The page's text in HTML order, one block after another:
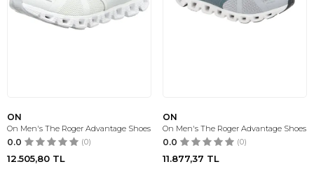
ON
On Men's The Roger Advantage Shoes
0.0 (0)
12.505,80 TL
ON
On Men's The Roger Advantage Shoes
0.0 (0)
11.877,37 TL